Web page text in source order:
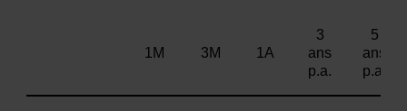
1M 3M 1A
3
ans
p.a.
5
ans
p.a.